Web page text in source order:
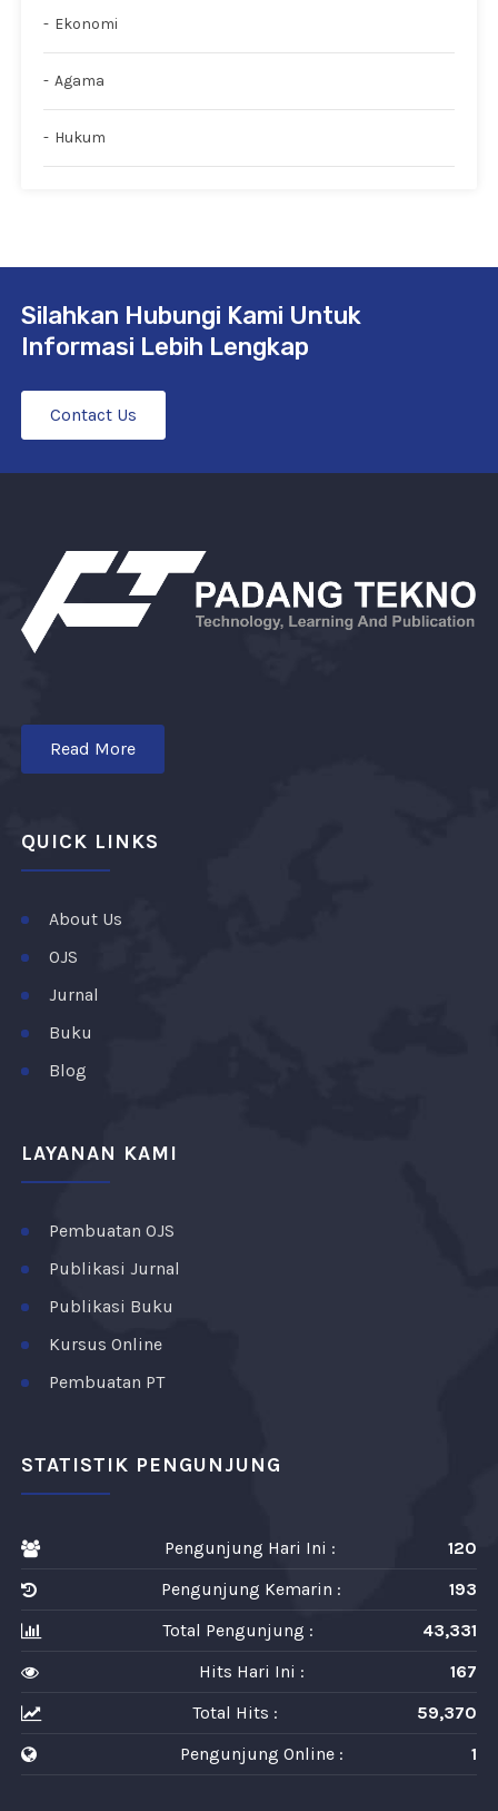
Ekonomi
Agama
Hukum
Silahkan Hubungi Kami Untuk
Informasi Lebih Lengkap
Contact Us
Read More
QUICK LINKS
About Us
OJS
Jurnal
Buku
Blog
LAYANAN KAMI
Pembuatan OJS
Publikasi Jurnal
Publikasi Buku
Kursus Online
Pembuatan PT
STATISTIK PENGUNJUNG
Pengunjung Hari Ini :
120
Pengunjung Kemarin :
193
Total Pengunjung :
43,331
Hits Hari Ini :
167
Total Hits :
59,370
Pengunjung Online :
1